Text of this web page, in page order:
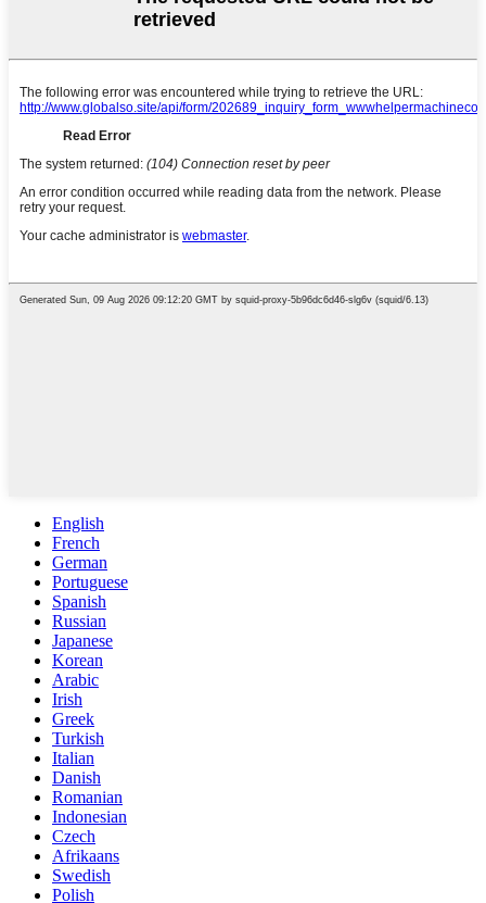
English
French
German
Portuguese
Spanish
Russian
Japanese
Korean
Arabic
Irish
Greek
Turkish
Italian
Danish
Romanian
Indonesian
Czech
Afrikaans
Swedish
Polish